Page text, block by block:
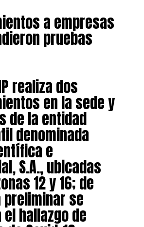
a empresas
pruebas
realiza dos
en la sede y
de la entidad
denominada
e
S.A., ubicadas
12 y 16; de
preliminar se
hallazgo de